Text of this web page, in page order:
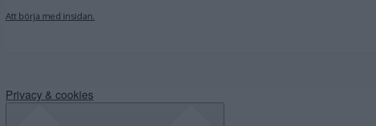
Att börja med insidan.
Privacy & cookies